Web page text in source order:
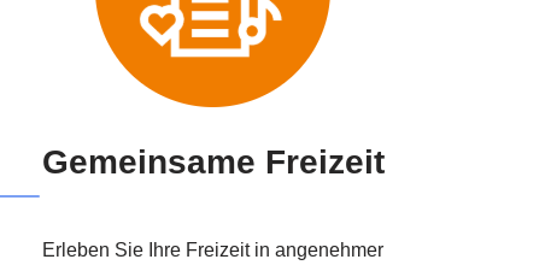
Gemeinsame Freizeit
Erleben Sie Ihre Freizeit in angenehmer